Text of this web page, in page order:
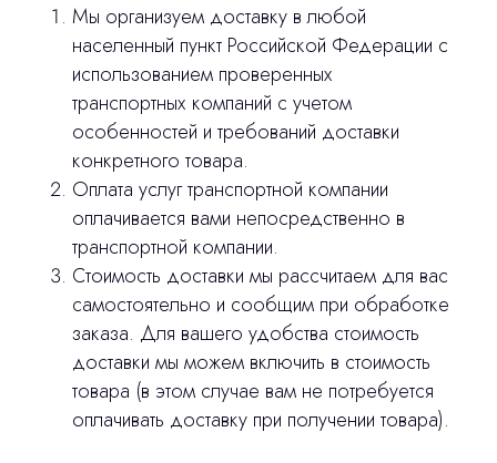
Мы организуем доставку в любой
населенный пункт Российской Федерации с
использованием проверенных
транспортных компаний с учетом
особенностей и требований доставки
конкретного товара.
Оплата услуг транспортной компании
оплачивается вами непосредственно в
транспортной компании.
Стоимость доставки мы рассчитаем для вас
самостоятельно и сообщим при обработке
заказа. Для вашего удобства стоимость
доставки мы можем включить в стоимость
товара (в этом случае вам не потребуется
оплачивать доставку при получении товара).
Остались вопросы
оставьте контакты, мы свяжемся и
ответим на все вопросы
© 2024 ЛС Дентал Групп
Главная
Продукция
Оплата и доставка